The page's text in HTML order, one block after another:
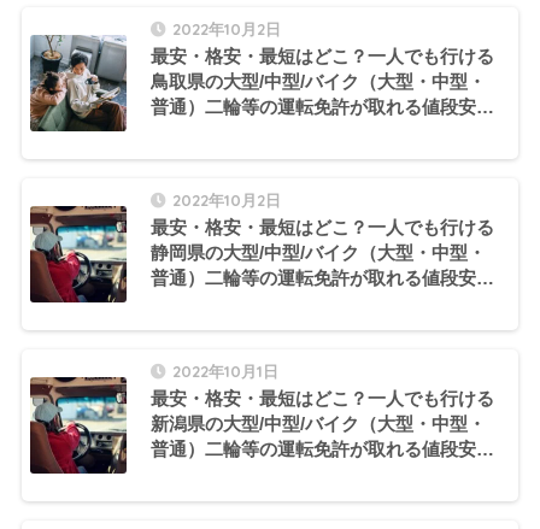
2022年10月2日
最安・格安・最短はどこ？一人でも行ける
鳥取県の大型/中型/バイク（大型・中型・
普通）二輪等の運転免許が取れる値段安い
ランキングと口コミ
2022年10月2日
最安・格安・最短はどこ？一人でも行ける
静岡県の大型/中型/バイク（大型・中型・
普通）二輪等の運転免許が取れる値段安い
ランキングと口コミ
2022年10月1日
最安・格安・最短はどこ？一人でも行ける
新潟県の大型/中型/バイク（大型・中型・
普通）二輪等の運転免許が取れる値段安い
ランキングと口コミ